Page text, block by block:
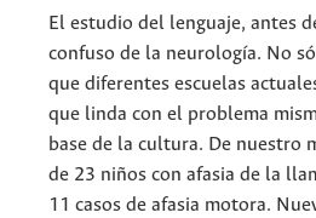
El estudio del lenguaje, antes
confuso de la neurología. No
que diferentes escuelas
que linda con el problema
base de la cultura. De nuestro
de 23 niños con afasia de la
11 casos de afasia motora.